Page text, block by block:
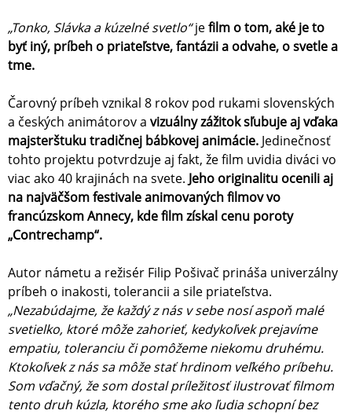
„Tonko, Slávka a kúzelné svetlo“jefilm o tom, aké je to
byť iný, príbeh o priateľstve, fantázii a odvahe, o svetle a
tme.
Čarovný príbeh vznikal 8 rokov pod rukami slovenských
a českých animátorov a vizuálny zážitok sľubuje aj vďaka
majsterštuku tradičnej bábkovej animácie. Jedinečnosť
tohto projektu potvrdzuje aj fakt, že film uvidia diváci vo
viac ako 40 krajinách na svete. Jeho originalitu ocenili aj
na najväčšom festivale animovaných filmov vo
francúzskom Annecy, kde film získal cenu poroty
„Contrechamp“.
Autor námetu a režisér Filip Pošivač prináša univerzálny
príbeh o inakosti, tolerancii a sile priateľstva.
„Nezabúdajme, že každý z nás v sebe nosí aspoň malé
svetielko, ktoré môže zahorieť, kedykoľvek prejavíme
empatiu, toleranciu či pomôžeme niekomu druhému.
Ktokoľvek z nás sa môže stať hrdinom veľkého príbehu.
Som vďačný, že som dostal príležitosť ilustrovať filmom
tento druh kúzla, ktorého sme ako ľudia schopní bez